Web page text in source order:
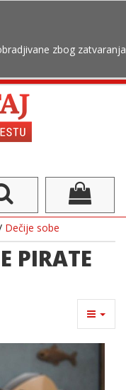
zbog zatvaranja
Dečije sobe
PIRATE